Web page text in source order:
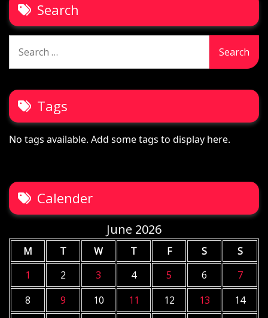
Search
for:
Tags
No tags available. Add some tags to display here.
Calender
June 2026
M T W T F S
S
1
2 3 4 5 6
7
8
9 10 11 12 13 14